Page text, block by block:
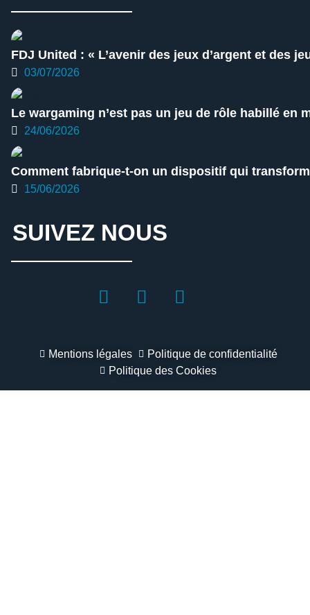
FDJ United : « L’avenir des jeux d’argent et des
03/07/2026
Le wargaming n’est pas un jeu de rôle habillé en
24/06/2026
Comment fabrique-t-on un dispositif qui
15/06/2026
SUIVEZ NOUS
Mentions légales
Politique de confidentialité
Politique des Cookies